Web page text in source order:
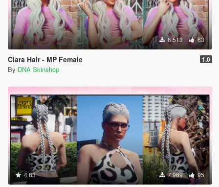
6.513 63
Clara Hair - MP Female 1.0
By DNA Skinshop
4.83 7.969 95